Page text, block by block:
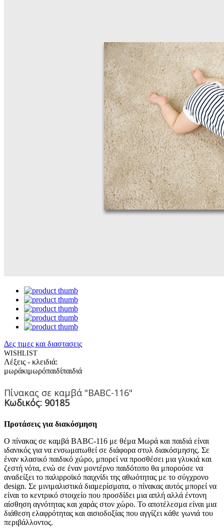
Δες τιμες και διαστασεις
WISHLIST
Λέξεις - κλειδιά:
μωράκιμωρόπαιδίπαιδιά
Πίνακας σε καμβά "BABC-116"
Κωδικός: 90185
Προτάσεις για διακόσμηση
Ο πίνακας σε καμβά BABC-116 με θέμα Μωρά και παιδιά είναι
ιδανικός για να ενσωματωθεί σε διάφορα στυλ διακόσμησης. Σε
έναν κλασικό παιδικό χώρο, μπορεί να προσθέσει μια γλυκιά και
ζεστή νότα, ενώ σε έναν μοντέρνο παιδότοπο θα μπορούσε να
αναδείξει το παλιρροϊκό παιχνίδι της αθωότητας με το σύγχρονο
design. Σε μινιμαλιστικά διαμερίσματα, ο πίνακας αυτός μπορεί να
είναι το κεντρικό στοιχείο που προσδίδει μια απλή αλλά έντονη
αίσθηση αγνότητας και χαράς στον χώρο. Το αποτέλεσμα είναι μια
διάθεση ελαφρότητας και αισιοδοξίας που αγγίζει κάθε γωνιά του
περιβάλλοντος.